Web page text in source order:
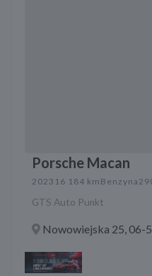
Porsche Macan
2023 16 184 km Benzyna
GTS Auto Punkt
Nowowiejska 25, 06-